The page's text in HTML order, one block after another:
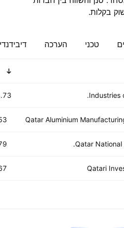
בקלות.
טכני הערכה
Industries
B
Qatar Aluminium
B
Qatar National
B
Qatari
B